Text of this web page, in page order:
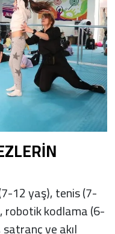
12 yaş), tenis (7-
robotik kodlama (6-
ve akıl